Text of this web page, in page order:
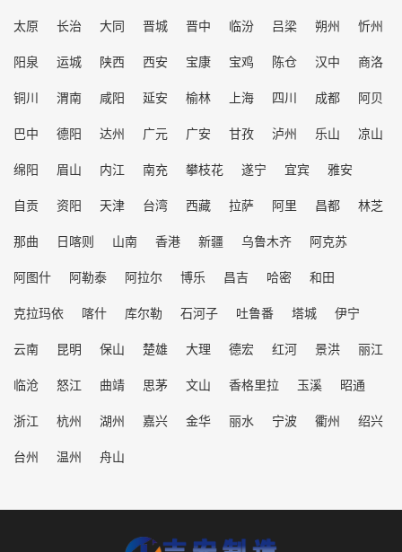
太原
长治 大同 晋城 晋中 临汾 吕梁 朔州
忻州
阳泉
运城 陕西 西安 宝康 宝鸡 陈仓 汉中
商洛
铜川
渭南 咸阳 延安 榆林 上海 四川 成都
阿贝
巴中
德阳 达州 广元 广安 甘孜 泸州 乐山
凉山
绵阳
眉山 内江 南充 攀枝花 遂宁 宜宾
雅安
自贡
资阳 天津 台湾 西藏 拉萨 阿里 昌都
林芝
那曲
日喀则 山南 香港 新疆 乌鲁木齐
阿克苏
阿图什
阿勒泰 阿拉尔 博乐 昌吉 哈密
和田
克拉玛依
喀什 库尔勒 石河子 吐鲁番 塔城
伊宁
云南
昆明 保山 楚雄 大理 德宏 红河 景洪
丽江
临沧
怒江 曲靖 思茅 文山 香格里拉 玉溪
昭通
浙江
杭州 湖州 嘉兴 金华 丽水 宁波 衢州
绍兴
台州
温州 舟山